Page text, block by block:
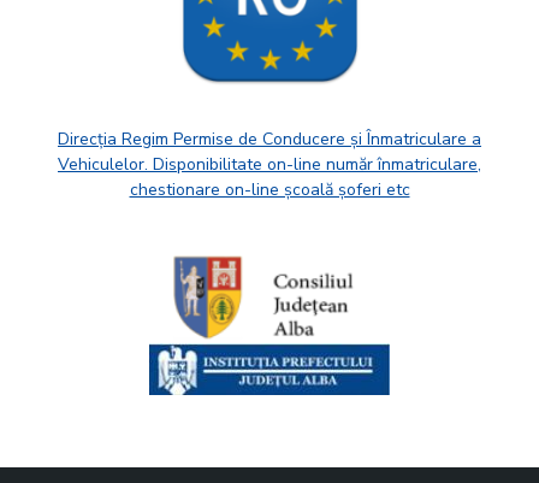
Direcția Regim Permise de Conducere și Înmatriculare a
Vehiculelor. Disponibilitate on-line număr înmatriculare,
chestionare on-line școală șoferi etc